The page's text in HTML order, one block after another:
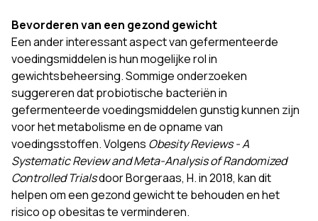
Bevorderen van een gezond gewicht
Een ander interessant aspect van gefermenteerde
voedingsmiddelen is hun mogelijke rol in
gewichtsbeheersing. Sommige onderzoeken
suggereren dat probiotische bacteriën in
gefermenteerde voedingsmiddelen gunstig kunnen zijn
voor het metabolisme en de opname van
voedingsstoffen. Volgens Obesity Reviews - A
Systematic Review and Meta-Analysis of Randomized
Controlled Trialsdoor Borgeraas, H. in 2018, kan dit
helpen om een gezond gewicht te behouden en het
risico op obesitas te verminderen.